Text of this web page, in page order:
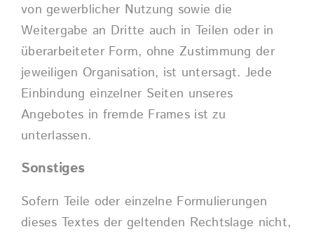
von gewerblicher Nutzung sowie die
Weitergabe an Dritte auch in Teilen oder in
überarbeiteter Form, ohne Zustimmung der
jeweiligen Organisation, ist untersagt. Jede
Einbindung einzelner Seiten unseres
Angebotes in fremde Frames ist zu
unterlassen.
Sonstiges
Sofern Teile oder einzelne Formulierungen
dieses Textes der geltenden Rechtslage nicht,